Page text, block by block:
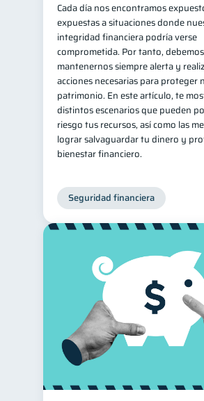
Cada día nos encontramos
expuestas a situaciones donde
integridad financiera podría verse
comprometida. Por tanto, debemos
mantenernos siempre alerta y
acciones necesarias para proteger
patrimonio. En este artículo, te
distintos escenarios que pueden
riesgo tus recursos, así como las
lograr salvaguardar tu dinero y
bienestar financiero.
Seguridad financiera